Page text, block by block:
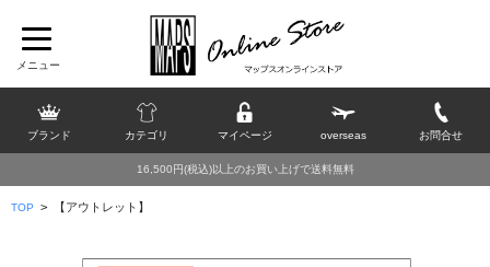
ブランド カテゴリ マイページ overseas お問合せ
16,500円(税込)以上のお買い上げで送料無料
TOP > 【アウトレット】